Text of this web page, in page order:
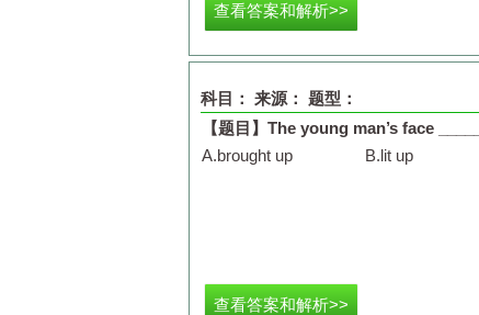
查看答案和解析>>
科目： 来源： 题型：
【题目】 The young man’s face
A.brought up B.lit up
查看答案和解析>>